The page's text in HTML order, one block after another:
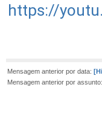
https://
Mensagem anterior por data:
Mensagem anterior por assunto: